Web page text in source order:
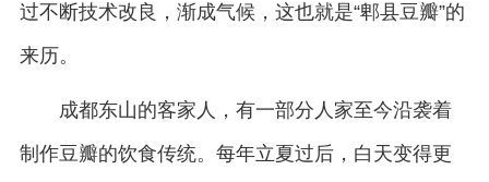
过不断技术改良，渐成气候，这也就是“郫县豆瓣”的
来历。
成都东山的客家人，有一部分人家至今沿袭着
制作豆瓣的饮食传统。每年立夏过后，白天变得更